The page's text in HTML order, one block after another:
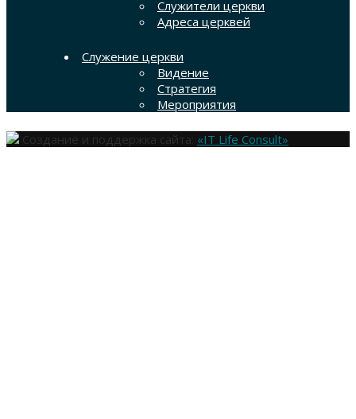
Служители церкви
Адреса церквей
Служение церкви
Видение
Стратегия
Мероприятия
Создание и поддержка сайта: «IT Life Consult»